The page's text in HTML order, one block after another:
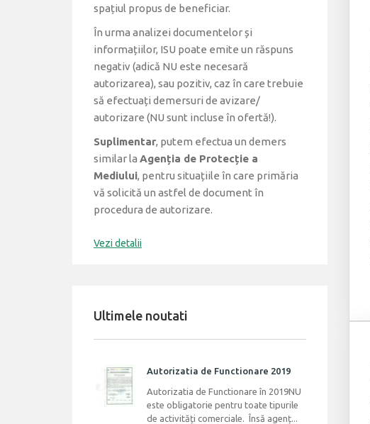
spațiul propus de beneficiar.
În urma analizei documentelor și
informațiilor, ISU poate emite un răspuns
negativ (adică NU este necesară
autorizarea), sau pozitiv, caz în care trebuie
să efectuați demersuri de avizare/
autorizare (NU sunt incluse în ofertă!).
Suplimentar, putem efectua un demers
similar la Agenția de Protecție a
Mediului, pentru situațiile în care primăria
vă solicită un astfel de document în
procedura de autorizare.
Vezi detalii
Ultimele noutati
Autorizatia de Functionare 2019
Autorizatia de Functionare în 2019 ​NU
este obligatorie pentru toate tipurile
de activități comerciale. Însă agenț...